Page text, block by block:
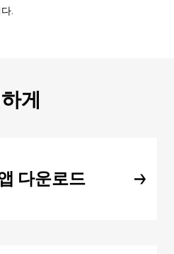
.
게
다운로드